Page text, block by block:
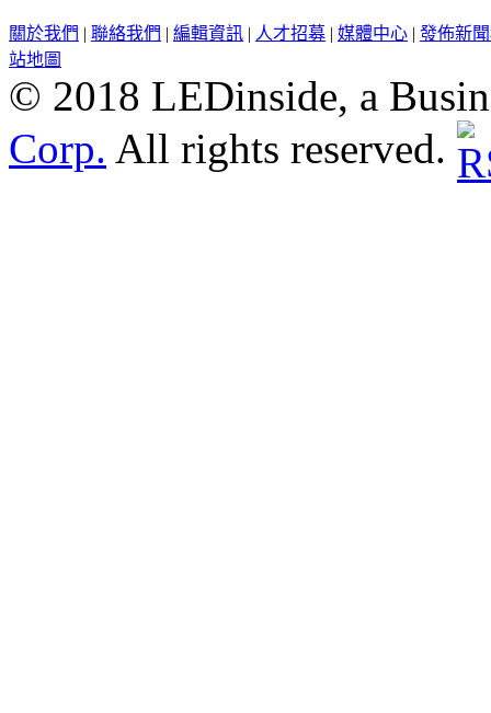
關於我們 | 聯絡我們 | 編輯資訊 | 人才招募 | 媒體中心 | 發佈新
站地圖
© 2018 LEDinside, a
Corp. All rights reserved.